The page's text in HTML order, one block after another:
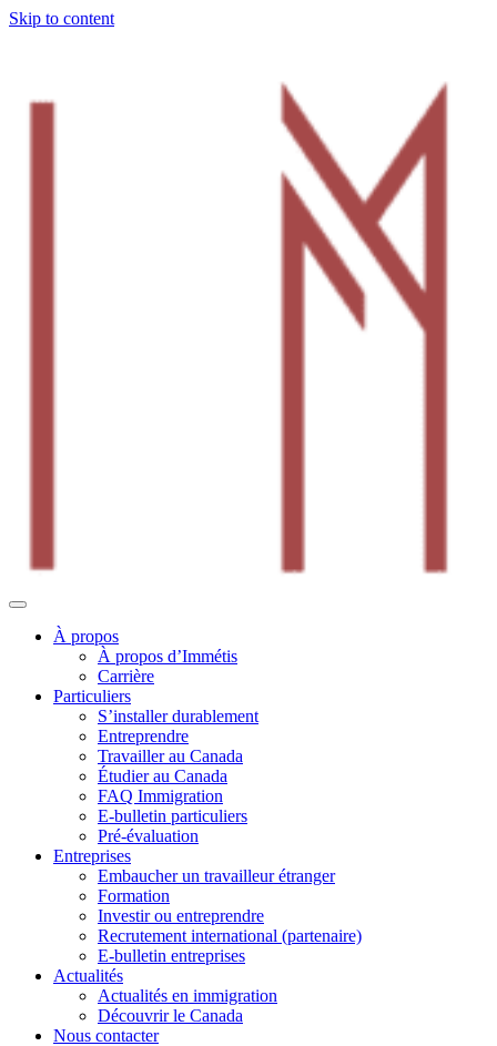
Skip to content
À propos
À propos d’Immétis
Carrière
Particuliers
S’installer durablement
Entreprendre
Travailler au Canada
Étudier au Canada
FAQ Immigration
E-bulletin particuliers
Pré-évaluation
Entreprises
Embaucher un travailleur étranger
Formation
Investir ou entreprendre
Recrutement international (partenaire)
E-bulletin entreprises
Actualités
Actualités en immigration
Découvrir le Canada
Nous contacter